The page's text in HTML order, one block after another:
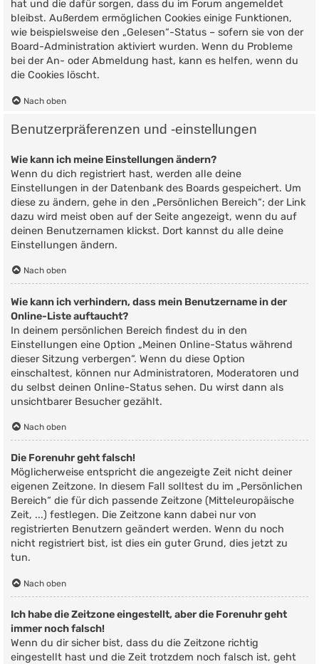
hat und die dafür sorgen, dass du im Forum angemeldet
bleibst. Außerdem ermöglichen Cookies einige Funktionen,
wie beispielsweise den „Gelesen“-Status – sofern sie von der
Board-Administration aktiviert wurden. Wenn du Probleme
bei der An- oder Abmeldung hast, kann es helfen, wenn du
die Cookies löscht.
Nach oben
Benutzerpräferenzen und -einstellungen
Wie kann ich meine Einstellungen ändern?
Wenn du dich registriert hast, werden alle deine
Einstellungen in der Datenbank des Boards gespeichert. Um
diese zu ändern, gehe in den „Persönlichen Bereich“; der Link
dazu wird meist oben auf der Seite angezeigt, wenn du auf
deinen Benutzernamen klickst. Dort kannst du alle deine
Einstellungen ändern.
Nach oben
Wie kann ich verhindern, dass mein Benutzername in der
Online-Liste auftaucht?
In deinem persönlichen Bereich findest du in den
Einstellungen eine Option „Meinen Online-Status während
dieser Sitzung verbergen“. Wenn du diese Option
einschaltest, können nur Administratoren, Moderatoren und
du selbst deinen Online-Status sehen. Du wirst dann als
unsichtbarer Besucher gezählt.
Nach oben
Die Forenuhr geht falsch!
Möglicherweise entspricht die angezeigte Zeit nicht deiner
eigenen Zeitzone. In diesem Fall solltest du im „Persönlichen
Bereich“ die für dich passende Zeitzone (Mitteleuropäische
Zeit, ...) festlegen. Die Zeitzone kann dabei nur von
registrierten Benutzern geändert werden. Wenn du noch
nicht registriert bist, ist dies ein guter Grund, dies jetzt zu
tun.
Nach oben
Ich habe die Zeitzone eingestellt, aber die Forenuhr geht
immer noch falsch!
Wenn du dir sicher bist, dass du die Zeitzone richtig
eingestellt hast und die Zeit trotzdem noch falsch ist, geht